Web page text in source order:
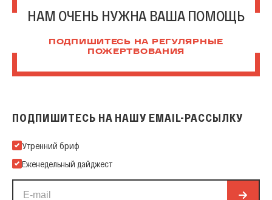
НАМ ОЧЕНЬ НУЖНА ВАША ПОМОЩЬ
ПОДПИШИТЕСЬ НА РЕГУЛЯРНЫЕ
ПОЖЕРТВОВАНИЯ
ПОДПИШИТЕСЬ НА НАШУ EMAIL-РАССЫЛКУ
Подпишитесь на нашу Email-рассылку
Утренний бриф
Еженедельный дайджест